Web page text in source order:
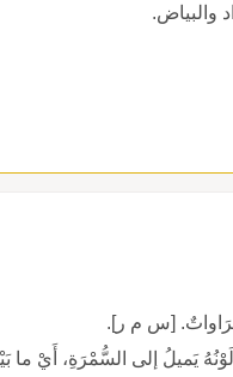
والبياض.
[س م ر].
يَميلُ إلى السُّمْرَةِ، أَيْ ما